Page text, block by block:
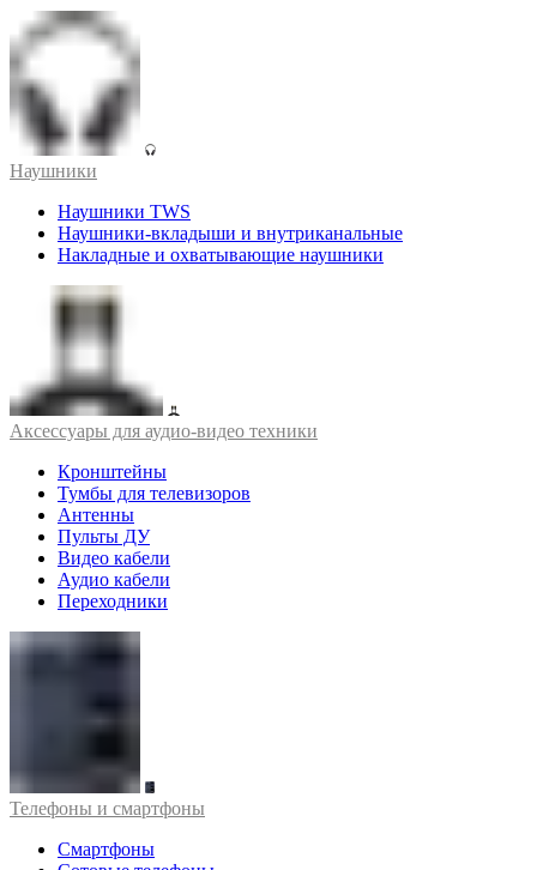
Наушники
Наушники TWS
Наушники-вкладыши и внутриканальные
Накладные и охватывающие наушники
Аксессуары для аудио-видео техники
Кронштейны
Тумбы для телевизоров
Антенны
Пульты ДУ
Видео кабели
Аудио кабели
Переходники
Телефоны и смартфоны
Смартфоны